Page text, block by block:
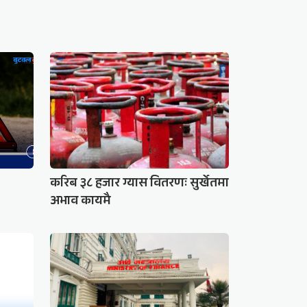
करिब ३८ हजार ग्यास वितरणः सुर्खेतमा
अभाव कायमै